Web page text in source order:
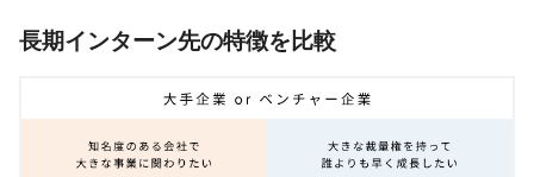
長期インターン先の特徴を比較